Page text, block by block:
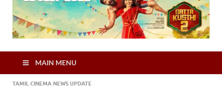
MAIN MENU
TAMIL CINEMA NEWS UPDATE